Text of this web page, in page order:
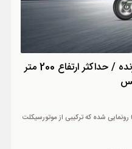
ترافیک صفر با موتورسیکلت پرنده / حداکثر ارتفاع 200 متر
وسیله نقلیه جدیدی در نمایشگاه CES 2025 رونمایی شده که ترکیبی از موتورسیکلت